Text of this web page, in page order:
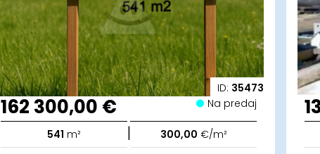
ID: 35473
162 300,00 € Na predaj
541 m² | 300,00 €/m²